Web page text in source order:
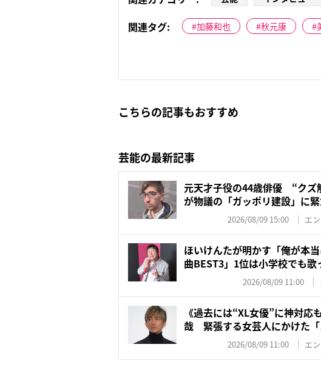
関連タグ: 加藤和也 秋元康
こちらの記事もおすすめ
芸能の最新記事
元天才子役の44歳俳優 “クズ
が物議の「ガッポリ建設」に
2026/08/09 15:00 エ
ほいけんたが明かす「俺が本
曲BEST3」1位は小学校でも歌
2026/08/09 11:00
《過去には“XL女優”に神対応
哉 緊張する女芸人にかけた
2026/08/09 11:00 エ